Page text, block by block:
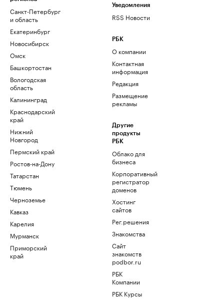
Санкт-Петербург
и область
Екатеринбург
Новосибирск
Омск
Башкортостан
Вологодская
область
Калининград
Краснодарский
край
Нижний
Новгород
Пермский край
Ростов-на-Дону
Татарстан
Тюмень
Черноземье
Кавказ
Карелия
Мурманск
Приморский
край
Уведомления
RSS Новости
РБК
О компании
Контактная
информация
Редакция
Размещение
рекламы
Другие
продукты
РБК
Облако для
бизнеса
Корпоративный
регистратор
доменов
Хостинг
сайтов
Рег.решения
Знакомства
Сайт
знакомств
podbor.ru
РБК
Компании
РБК Курсы